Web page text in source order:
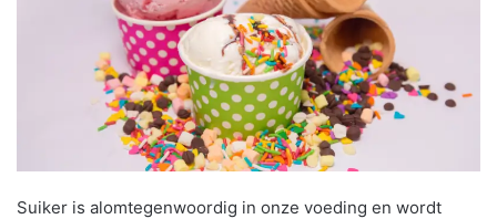
Suiker is alomtegenwoordig in onze voeding en wordt